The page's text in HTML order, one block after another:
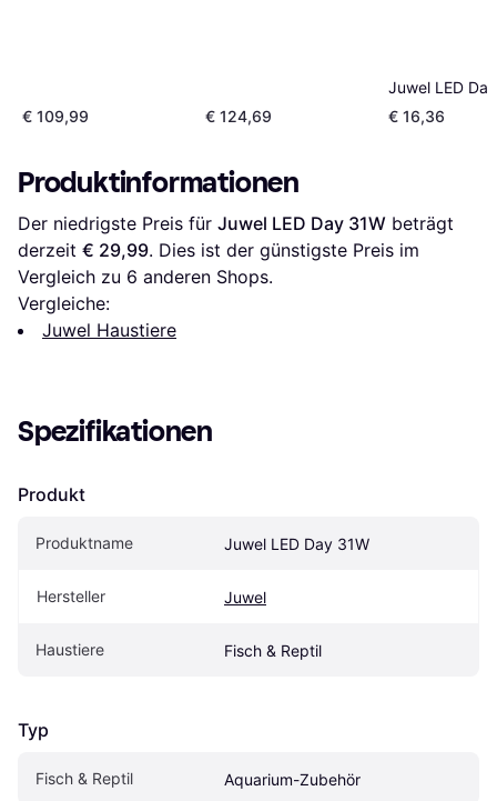
€ 109,99 € 124,69
Juwel LED
€ 16,36
Produktinformationen
Der niedrigste Preis für Juwel LED Day 31W beträgt
derzeit € 29,99. Dies ist der günstigste Preis im
Vergleich zu 6 anderen Shops.
Vergleiche:
Juwel Haustiere
Spezifikationen
Produkt
Produktname Juwel LED Day 31W
Hersteller Juwel
Haustiere Fisch & Reptil
Typ
Fisch & Reptil Aquarium-Zubehör